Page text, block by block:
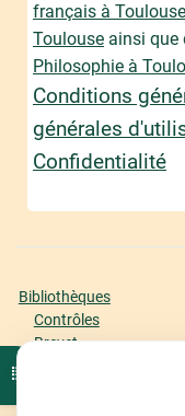
Ouvrir l'index du cours
français à Toulouse
Toulouseainsi que
Philosophie à
Conditions
générales
Confidentialité
Bibliothèques
Contrôles
Brevet